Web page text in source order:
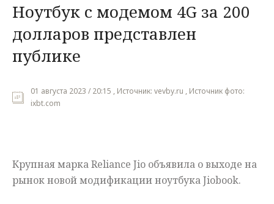
Наука
Культура
Общество
Мнения
Ноутбук с модемом 4G за 200
долларов представлен
публике
01 августа 2023 / 20:15 , Источник: vevby.ru , Источник фото:
ixbt.com
Крупная марка Reliance Jio объявила о выходе на
рынок новой модификации ноутбука Jiobook.